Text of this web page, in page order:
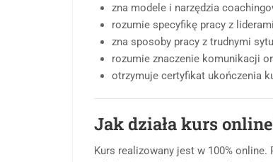
zna modele i narzędzia
rozumie specyfikę pracy z
zna sposoby pracy z trudnymi
rozumie znaczenie komunikacji
otrzymuje certyfikat ukończenia
Jak działa kurs
Kurs realizowany jest w 100%